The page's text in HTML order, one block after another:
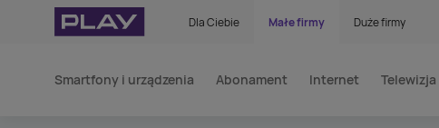
Dla Ciebie Małe firmy Duże firmy
Smartfony i urządzenia Abonament Internet Telewizja